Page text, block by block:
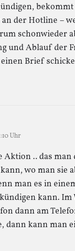
der Hotline –
schonwieder
und Ablauf der
Brief
Uhr
.. das man
wo man sie
man es in
kann. Im
dann am
dann kann man